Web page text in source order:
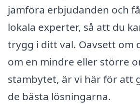
jämföra erbjudanden och
lokala experter, så att du
trygg i ditt val. Oavsett om
om en mindre eller större
stambytet, är vi här för att
de bästa lösningarna.